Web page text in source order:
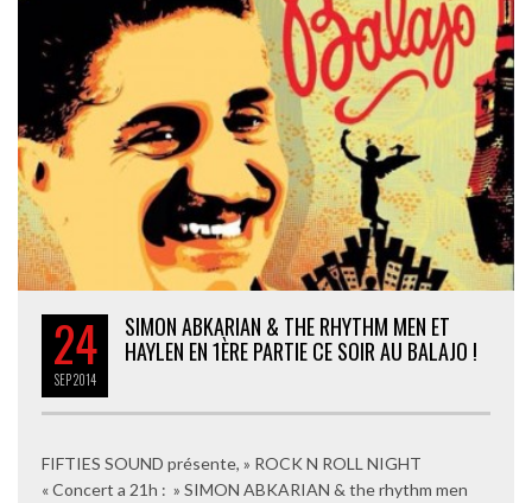
24
SEP2014
SIMON ABKARIAN & THE RHYTHM MEN ET
HAYLEN EN 1ÈRE PARTIE CE SOIR AU BALAJO !
FIFTIES SOUND présente, » ROCK N ROLL NIGHT
« Concert a 21h : » SIMON ABKARIAN & the rhythm men